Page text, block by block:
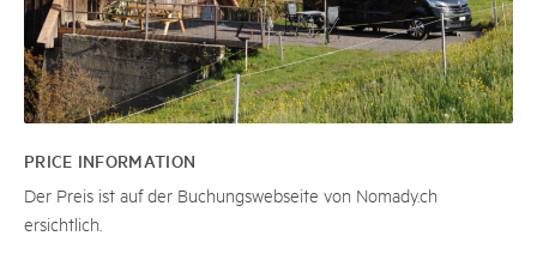
PRICE INFORMATION
Der Preis ist auf der Buchungswebseite von Nomady.ch
ersichtlich.